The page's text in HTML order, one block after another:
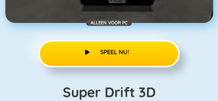
ALLEEN VOOR PC
SPEEL NU!
Super Drift 3D